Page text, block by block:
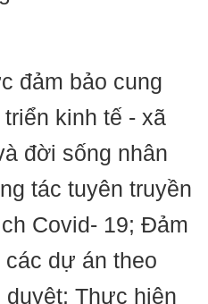
đảm bảo cung
kinh tế - xã
đời sống nhân
tác tuyên truyền
Covid- 19; Đảm
dự án theo
Thực hiện